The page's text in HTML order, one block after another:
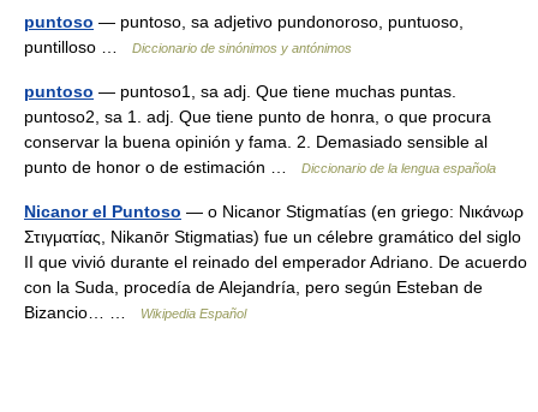
puntoso — puntoso, sa adjetivo pundonoroso, puntuoso,
puntilloso …
Diccionario de sinónimos y antónimos
puntoso — puntoso1, sa adj. Que tiene muchas puntas.
puntoso2, sa 1. adj. Que tiene punto de honra, o que procura
conservar la buena opinión y fama. 2. Demasiado sensible al
punto de honor o de estimación …
Diccionario de la lengua española
Nicanor el Puntoso — o Nicanor Stigmatías (en griego: Νικάνωρ
Στιγματίας, Nikanōr Stigmatias) fue un célebre gramático del siglo
II que vivió durante el reinado del emperador Adriano. De acuerdo
con la Suda, procedía de Alejandría, pero según Esteban de
Bizancio… …
Wikipedia Español